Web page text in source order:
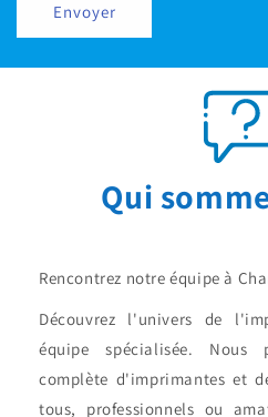
Envoyer
Qui
Rencontrez notre équipe à
Découvrez l'univers de
équipe spécialisée. Nous
complète d'imprimantes et
tous, professionnels ou